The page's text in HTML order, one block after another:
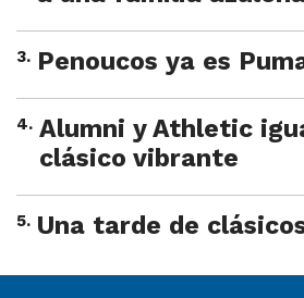
3. Penoucos ya es
4. Alumni y Athletic
clásico vibrante
5. Una tarde de